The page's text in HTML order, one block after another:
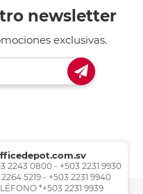
newsletter
exclusivas.
2243 0800 - +503 2231 9930
5219 - +503 2231 9940
*+503 2231 9939